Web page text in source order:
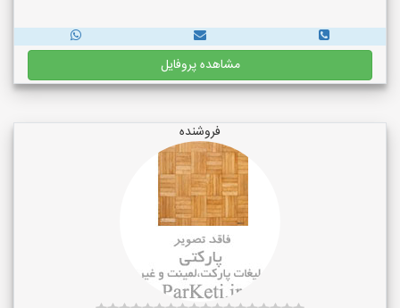
مشاهده پروفایل
فروشنده